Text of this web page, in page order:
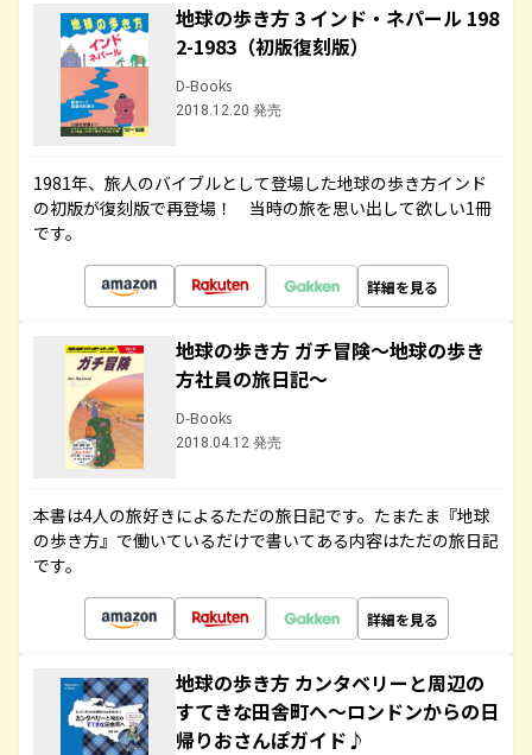
地球の歩き方 3 インド・ネパール 198
2-1983（初版復刻版）
D-Books
2018.12.20 発売
1981年、旅人のバイブルとして登場した地球の歩き方インド
の初版が復刻版で再登場！ 当時の旅を思い出して欲しい1冊
です。
詳細を見る
地球の歩き方 ガチ冒険～地球の歩き
方社員の旅日記～
D-Books
2018.04.12 発売
本書は4人の旅好きによるただの旅日記です。たまたま『地球
の歩き方』で働いているだけで書いてある内容はただの旅日記
です。
詳細を見る
地球の歩き方 カンタベリーと周辺の
すてきな田舎町へ～ロンドンからの日
帰りおさんぽガイド♪